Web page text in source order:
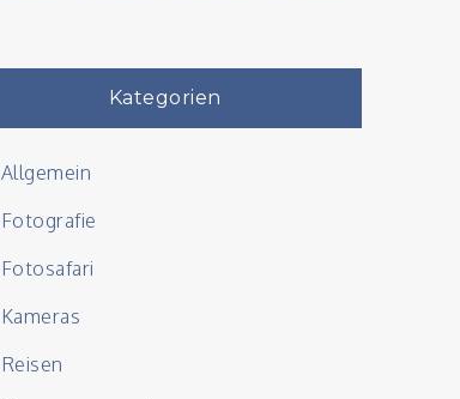
Kategorien
Allgemein
Fotografie
Fotosafari
Kameras
Reisen